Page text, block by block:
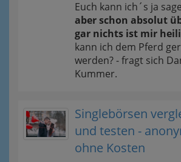
Euch kann ich´s ja
aber schon absolut
gar nichts ist mir
kann ich dem Pferd
werden? - fragt sich
Kummer.
Singlebörsen
und testen -
ohne Kosten